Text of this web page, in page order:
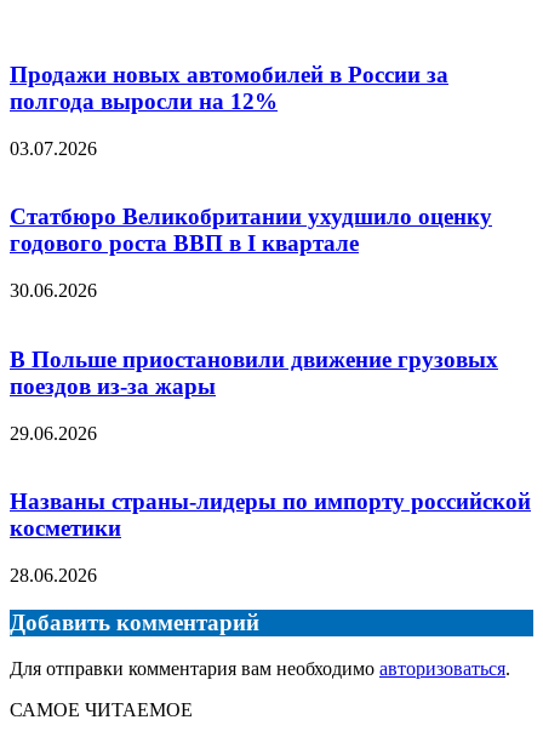
Продажи новых автомобилей в России за
полгода выросли на 12%
03.07.2026
Статбюро Великобритании ухудшило оценку
годового роста ВВП в I квартале
30.06.2026
В Польше приостановили движение грузовых
поездов из-за жары
29.06.2026
Названы страны-лидеры по импорту российской
косметики
28.06.2026
Добавить комментарий
Для отправки комментария вам необходимо авторизоваться.
САМОЕ ЧИТАЕМОЕ